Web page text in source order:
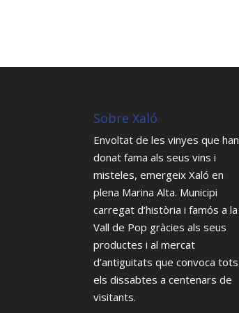
Sobre Xaló
Envoltat de les vinyes que han
donat fama als seus vins i
misteles, emergeix Xaló en
plena Marina Alta. Municipi
carregat d’història i famós a la
Vall de Pop gràcies als seus
productes i al mercat
d’antiguitats que convoca tots
els dissabtes a centenars de
visitants.